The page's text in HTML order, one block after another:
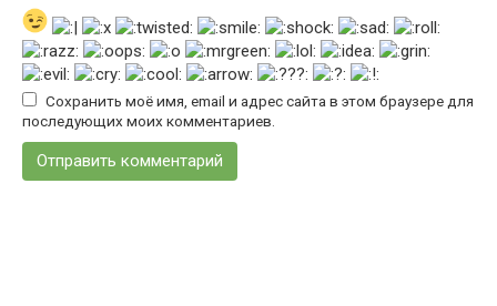
Сохранить моё имя, email и адрес сайта в этом браузере для
последующих моих комментариев.